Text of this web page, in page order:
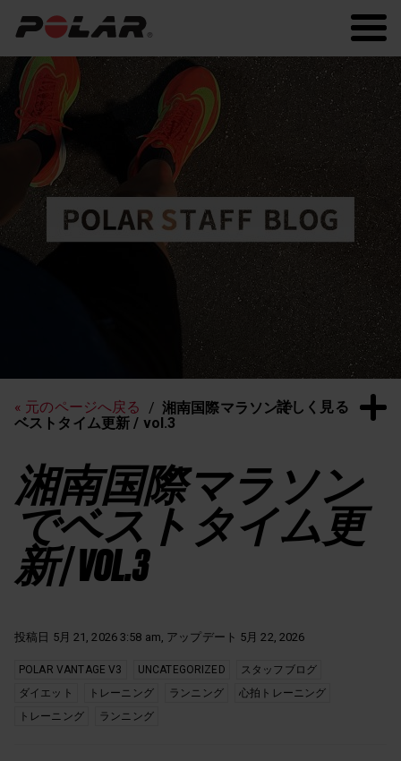
Polar Flow
詳しく見る
« 元のページへ戻る
湘南国際マラソンで
ベストタイム更新 / vol.3
湘南国際マラソン
でベストタイム更
新 / VOL.3
投稿日 5月 21, 2026 3:58 am, アップデート 5月 22, 2026
POLAR VANTAGE V3 UNCATEGORIZED
スタッフブログ
ダイエット
トレーニング ランニング
心拍トレーニング
トレーニング
ランニング